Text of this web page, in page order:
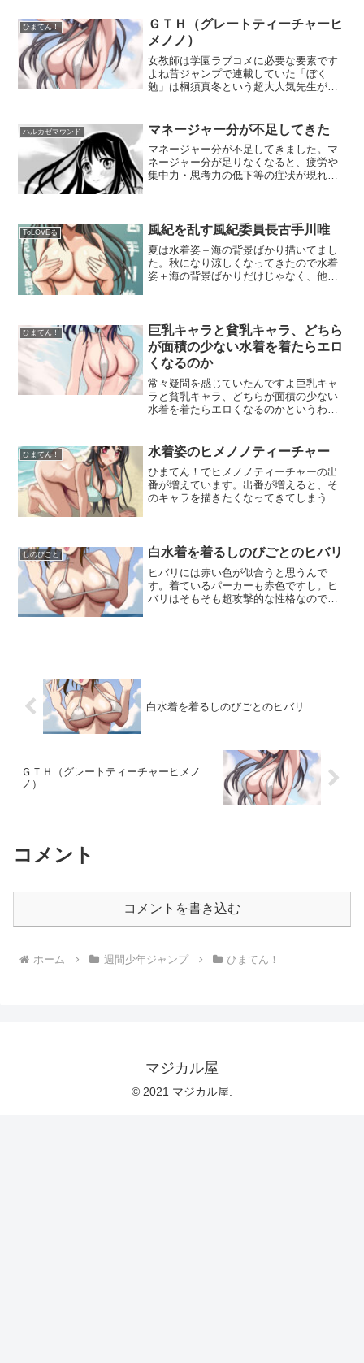
ひまてん！
ＧＴＨ（グレートティーチャーヒ
メノノ）
女教師は学園ラブコメに必要な要素です
よね昔ジャンプで連載していた「ぼく
勉」は桐須真冬という超大人気先生がい
ない記録をたたき出した）、ひまてんに
はヒロイン対象となる女教師...
ハルカゼマウンド マネージャー分が不足してきた
マネージャー分が不足してきました。マ
ネージャー分が足りなくなると、疲労や
集中力・思考力の低下等の症状が現れ、
イ女子マネージャーが入っ...
ToLOVEる 風紀を乱す風紀委員長古手川唯
夏は水着姿＋海の背景ばかり描いてまし
た。秋になり涼しくなってきたので水着
姿＋海の背景ばかりだけじゃなく、他の
学校といえば教室・・...
ひまてん！
巨乳キャラと貧乳キャラ、どちら
が面積の少ない水着を着たらエロ
くなるのか
常々疑問を感じていたんですよ巨乳キャ
ラと貧乳キャラ、どちらが面積の少ない
水着を着たらエロくなるのかというわけ
叶穂乃花に布面積の少ない水着を着ても
らったわけです。ひまてん...
ひまてん！ 水着姿のヒメノノティーチャー
ひまてん！でヒメノノティーチャーの出
番が増えています。出番が増えると、そ
のキャラを描きたくなってきてしまうと
てビーチで四つん這いにし...
しのびごと 白水着を着るしのびごとのヒバリ
ヒバリには赤い色が似合うと思うんで
す。着ているパーカーも赤色ですし。ヒ
バリはそもそも超攻撃的な性格なので、
白水着を着るしのびごとのヒバリ
ＧＴＨ（グレートティーチャーヒメノ
ノ）
コメント
コメントを書き込む
ホーム 週間少年ジャンプ ひまてん！
マジカル屋
© 2021 マジカル屋.